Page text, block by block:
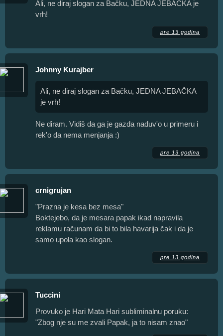
Ali, ne diraj slogan za Bačku, JEDNA JEBAČKA je
vrh!
pre 13 godina
Johnny Kurajber
Ali, ne diraj slogan za Bačku, JEDNA JEBAČKA
je vrh!
Ne diram. Vidiš da ga je gazda naduv'o u primeru i
rek'o da nema menjanja :)
pre 13 godina
crnigrujan
"Prazna je kesa bez mesa"
Boktejebo, da je mesara papak ikad napravila
reklamu računam da bi to bila havarija čak i da je
samo upola kao slogan.
pre 13 godina
Tuccini
Provuko je Hari Mata Hari subliminalnu poruku:
"Zbog nje su me zvali Papak, ja to nisam znao"